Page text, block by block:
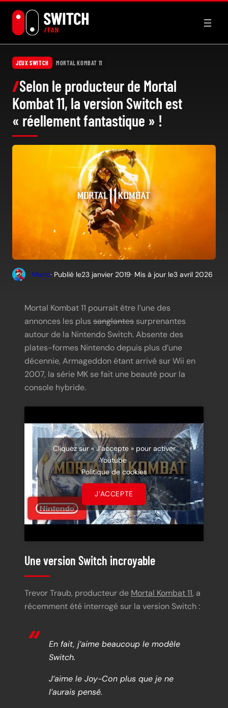
contenu
JEUX SWITCH MORTAL KOMBAT 11
Selon le producteur de Mortal
Kombat 11, la version Switch est
« réellement fantastique » !
Mario· Publié le23 janvier 2019· Mis à jour le3 avril 2026
Mortal Kombat 11 pourrait être l’une des
annonces les plus sanglantes surprenantes
autour de la Nintendo Switch. Absente des
plates-formes Nintendo depuis plus d’une
décennie, Armageddon étant arrivé sur Wii en
2007, la série MK se fait une beauté pour la
console hybride.
Cliquez sur « J’accepte » pour activer
Youtube
Politique de cookies
J’ACCEPTE
Une version Switch incroyable
Trevor Traub, producteur de Mortal Kombat 11, a
récemment été interrogé sur la version Switch :
En fait, j’aime beaucoup le modèle
Switch.
J’aime le Joy-Con plus que je ne
l’aurais pensé.